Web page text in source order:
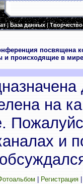
|База данных|Творчество
посвящена
и происходящие в
на
и
Регистрация